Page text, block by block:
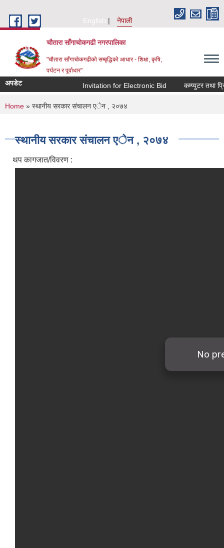
English
नेपाली
चौतारा साँगाचोकगढी नगरपालिका
"चौतारा साँगाचोकगढीको सम्बृद्धिको आधार - शिक्षा, कृषि,
पर्यटन र पूर्वाधार"
अपडेट Invitation for Electronic Bid कम्प्युटर तथा
You are here
Home » स्थानीय सरकार संचालन एेन , २०७४
स्थानीय सरकार संचालन एेन , २०७४
थप कागजात/विवरण :